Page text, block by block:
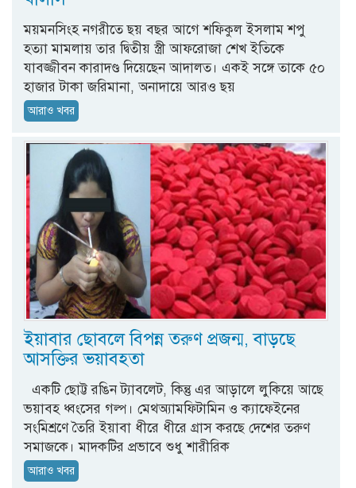
ময়মনসিংহ নগরীতে ছয় বছর আগে শফিকুল ইসলাম শপু
হত্যা মামলায় তার দ্বিতীয় স্ত্রী আফরোজা শেখ ইতিকে
যাবজ্জীবন কারাদণ্ড দিয়েছেন আদালত। একই সঙ্গে তাকে ৫০
হাজার টাকা জরিমানা, অনাদায়ে আরও ছয়
আরাও খবর
ইয়াবার ছোবলে বিপন্ন তরুণ প্রজন্ম, বাড়ছে
আসক্তির ভয়াবহতা
একটি ছোট্ট রঙিন ট্যাবলেট, কিন্তু এর আড়ালে লুকিয়ে আছে
ভয়াবহ ধ্বংসের গল্প। মেথঅ্যামফিটামিন ও ক্যাফেইনের
সংমিশ্রণে তৈরি ইয়াবা ধীরে ধীরে গ্রাস করছে দেশের তরুণ
সমাজকে। মাদকটির প্রভাবে শুধু শারীরিক
আরাও খবর